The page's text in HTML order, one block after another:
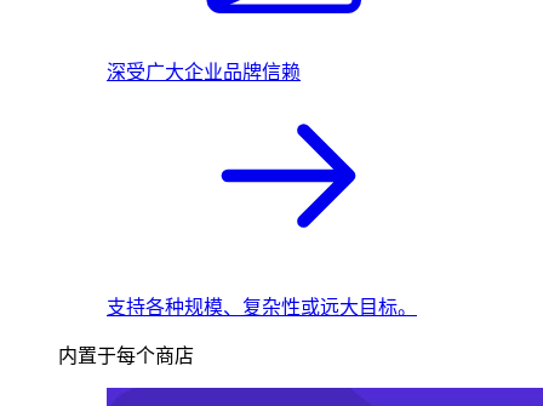
深受广大企业品牌信赖
支持各种规模、复杂性或远大目标。
内置于每个商店